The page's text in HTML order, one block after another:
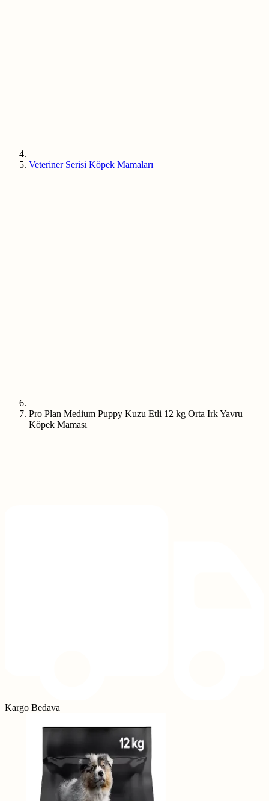
Veteriner Serisi Köpek Mamaları
Pro Plan Medium Puppy Kuzu Etli 12 kg Orta Irk Yavru
Köpek Maması
Kargo Bedava